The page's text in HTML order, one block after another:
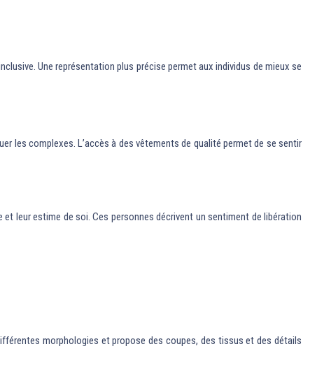
Une représentation plus précise permet aux individus de mieux se
les complexes. L’accès à des vêtements de qualité permet de se sentir
leur estime de soi. Ces personnes décrivent un sentiment de libération
morphologies et propose des coupes, des tissus et des détails